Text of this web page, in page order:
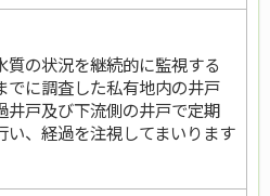
質の状況を継続的に監視する
でに調査した私有地内の井戸
井戸及び下流側の井戸で定期
い、経過を注視してまいります